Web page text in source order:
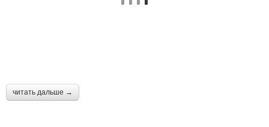
читать дальше →